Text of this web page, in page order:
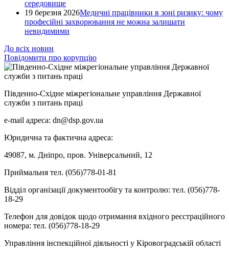
середовище
19 березня 2026Медичні працівники в зоні ризику: чому
професійні захворювання не можна залишати
невидимими
До всіх новин
Повідомити про корупцію
Південно-Східне міжрегіональне управління Державної
служби з питань праці
e-mail адреса: dn@dsp.gov.ua
Юридична та фактична адреса:
49087, м. Дніпро, пров. Універсальний, 12
Приймальня тел. (056)778-01-81
Відділ організації документообігу та контролю: тел. (056)778-
18-29
Телефон для довідок щодо отримання вхідного реєстраційного
номера: тел. (056)778-18-29
Управління інспекційної діяльності у Кіровоградській області